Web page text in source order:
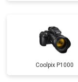
Coolpix P1000